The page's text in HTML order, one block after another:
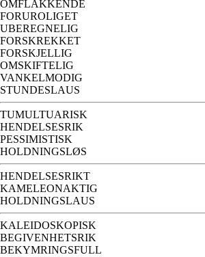
OMFLAKKENDE
FORUROLIGET
UBEREGNELIG
FORSKREKKET
FORSKJELLIG
OMSKIFTELIG
VANKELMODIG
STUNDESLAUS
TUMULTUARISK
HENDELSESRIK
PESSIMISTISK
HOLDNINGSLØS
HENDELSESRIKT
KAMELEONAKTIG
HOLDNINGSLAUS
KALEIDOSKOPISK
BEGIVENHETSRIK
BEKYMRINGSFULL